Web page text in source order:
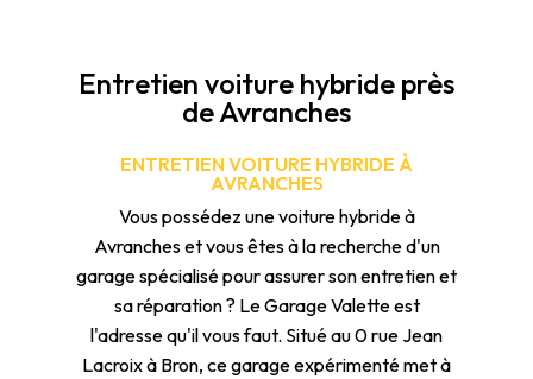
Entretien voiture hybride près
de Avranches
ENTRETIEN VOITURE HYBRIDE À
AVRANCHES
Vous possédez une voiture hybride à
Avranches et vous êtes à la recherche d'un
garage spécialisé pour assurer son entretien et
sa réparation ? Le Garage Valette est
l'adresse qu'il vous faut. Situé au 0 rue Jean
Lacroix à Bron, ce garage expérimenté met à